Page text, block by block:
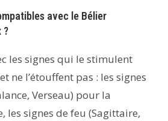
avec le Bélier
?
les signes qui le stimulent
ne l’étouffent pas : les signes
Verseau) pour la
les signes de feu (Sagittaire,